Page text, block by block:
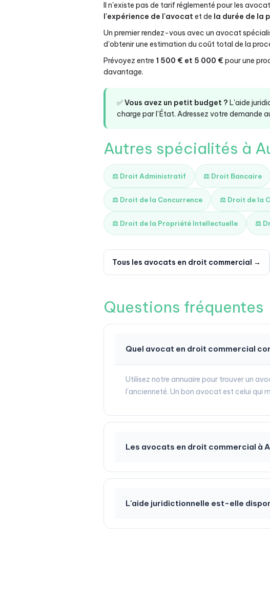
Il n'existe pas de tarif réglementé pour les
l'expérience de l'avocat et de la durée de la
Un premier rendez-vous avec un avocat
d'obtenir une estimation du coût total de la
Prévoyez entre 1 500 € et 5 000 € pour une
davantage.
✅Vous avez un petit budget ? L'aide
charge par l'État. Adressez votre demande
Autres spécialités à
⚖️ Droit Administratif ⚖️ Droit Bancaire
⚖️ Droit de la Concurrence ⚖️ Droit de la
⚖️ Droit de la Propriété Intellectuelle ⚖️
Tous les avocats en droit commercial →
Questions fréquentes
Quel avocat en droit commercial
Utilisez notre annuaire pour trouver un
l'ancienneté. Un bon avocat est celui qui
Les avocats en droit commercial à
L'aide juridictionnelle est-elle